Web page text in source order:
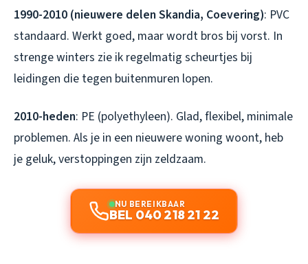
1990-2010 (nieuwere delen Skandia, Coevering): PVC
standaard. Werkt goed, maar wordt bros bij vorst. In
strenge winters zie ik regelmatig scheurtjes bij
leidingen die tegen buitenmuren lopen.
2010-heden: PE (polyethyleen). Glad, flexibel, minimale
problemen. Als je in een nieuwere woning woont, heb
je geluk, verstoppingen zijn zeldzaam.
NU BEREIKBAAR
BEL 040 218 21 22